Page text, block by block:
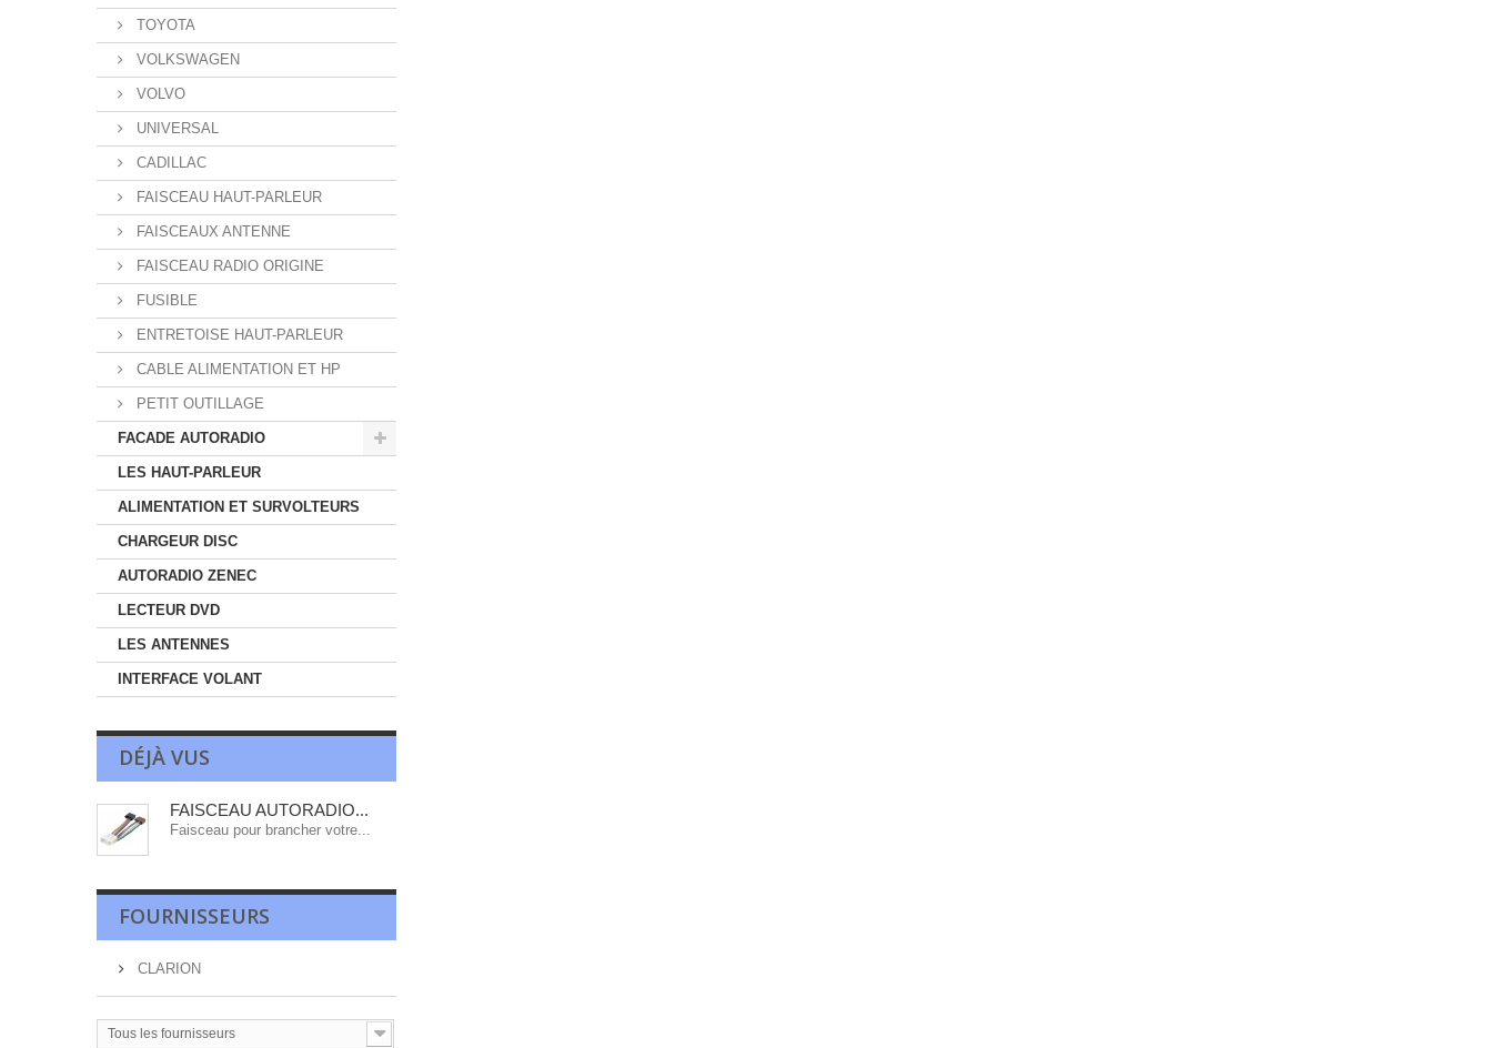
TOYOTA
VOLKSWAGEN
VOLVO
UNIVERSAL
CADILLAC
FAISCEAU HAUT-PARLEUR
FAISCEAUX ANTENNE
FAISCEAU RADIO ORIGINE
FUSIBLE
ENTRETOISE HAUT-PARLEUR
CABLE ALIMENTATION ET HP
PETIT OUTILLAGE
FACADE AUTORADIO
LES HAUT-PARLEUR
ALIMENTATION ET SURVOLTEURS
CHARGEUR DISC
AUTORADIO ZENEC
LECTEUR DVD
LES ANTENNES
INTERFACE VOLANT
DÉJÀ VUS
FAISCEAU AUTORADIO...
Faisceau pour brancher votre...
FOURNISSEURS
CLARION
Tous les fournisseurs